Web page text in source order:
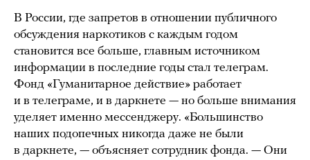
В России, где запретов в отношении публичного
обсуждения наркотиков с каждым годом
становится все больше, главным источником
информации в последние годы стал телеграм.
Фонд «Гуманитарное действие» работает
и в телеграме, и в даркнете — но больше внимания
уделяет именно мессенджеру. «Большинство
наших подопечных никогда даже не были
в даркнете, — объясняет сотрудник фонда. — Они